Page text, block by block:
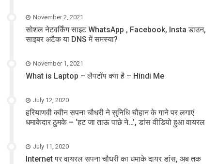
November 2, 2021
सोशल नेटवर्किंग साइट WhatsApp , Facebook, Insta डाउन,
साइबर अटैक या DNS में समस्या?
November 1, 2021
What is Laptop – लैपटॉप क्या है – Hindi Me
July 12, 2020
हरियाणवी क्वीन सपना चौधरी ने सुनिधि चौहान के गाने पर लगाएं
धमाकेदार ठुमके – ‘हट जा ताऊ पाछे ने…’, डांस वीडियो हुआ वायरल
July 11, 2020
Internet पर वायरल सपना चौधरी का धमाके दायर डांस, अब तक